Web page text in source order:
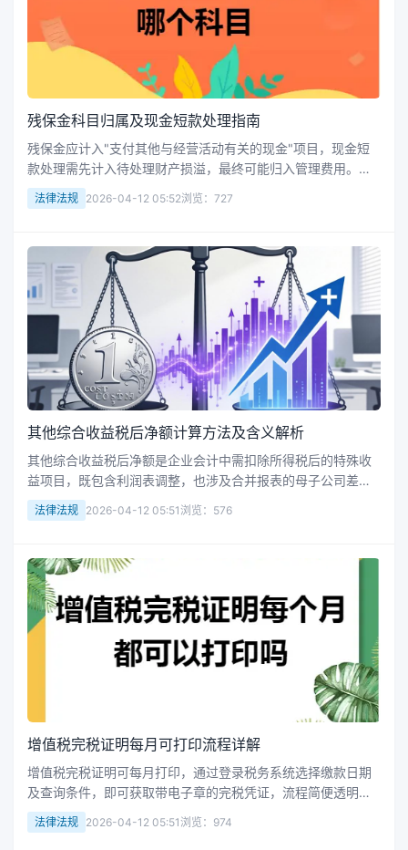
残保金科目归属及现金短款处理指南
残保金应计入"支付其他与经营活动有关的现金"项目，现金短
款处理需先计入待处理财产损溢，最终可能归入管理费用。正
确科目归属及支付方式解析，帮助规范财务操作。
法律法规 2026-04-12 05:52浏览：727
其他综合收益税后净额计算方法及含义解析
其他综合收益税后净额是企业会计中需扣除所得税后的特殊收
益项目，既包含利润表调整，也涉及合并报表的母子公司差异
处理，理解其计算逻辑及报表列示规则对财务分析至关重要。
法律法规 2026-04-12 05:51 浏览：576
增值税完税证明每月可打印流程详解
增值税完税证明可每月打印，通过登录税务系统选择缴款日期
及查询条件，即可获取带电子章的完税凭证，流程简便透明，
企业会计需定期完成相关操作以确保合规性。
法律法规 2026-04-12 05:51 浏览：974